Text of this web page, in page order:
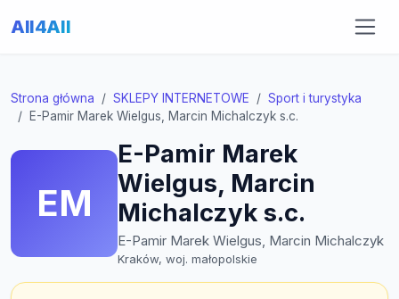
All4All
Strona główna SKLEPY INTERNETOWE
Sport i turystyka
E-Pamir Marek Wielgus, Marcin Michalczyk s.c.
EM
E-Pamir Marek
Wielgus, Marcin
Michalczyk s.c.
E-Pamir Marek Wielgus, Marcin Michalczyk
Kraków, woj. małopolskie